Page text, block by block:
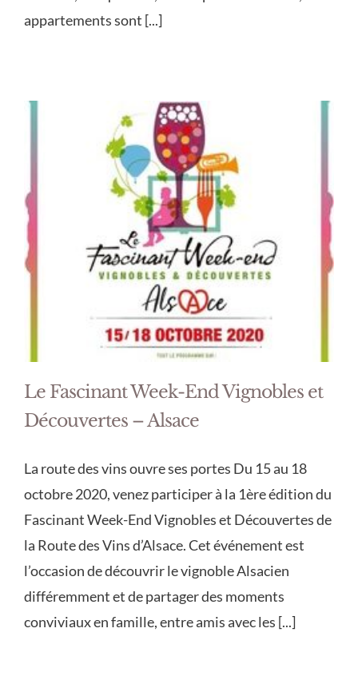
appartements sont [...]
Le Fascinant Week-End Vignobles et
Découvertes – Alsace
La route des vins ouvre ses portes Du 15 au 18
octobre 2020, venez participer à la 1ère édition du
Fascinant Week-End Vignobles et Découvertes de
la Route des Vins d’Alsace. Cet événement est
l’occasion de découvrir le vignoble Alsacien
différemment et de partager des moments
conviviaux en famille, entre amis avec les [...]